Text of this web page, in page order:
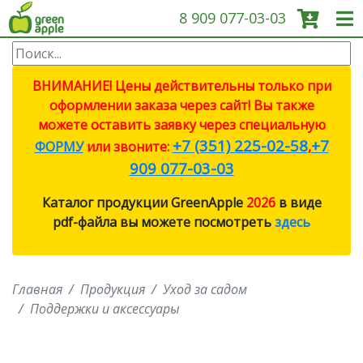
8 909 077-03-03
О КОМПАНИИ
ПРОДУКЦИЯ
САДОВЫЕ ИНСТРУМЕНТЫ
СИСТЕМЫ ПОЛИВА
СИСТЕМЫ ПОЛИВА ECO
ПРОТИВОМОСКИТНЫЕ
ВНИМАНИЕ! Цены действительны только при
оформлении заказа через сайт! Вы также
можете оставить заявку через специальную
ФОРМУили звоните: +7 (351) 225-02-58,+7
909 077-03-03
Каталог продукции GreenApple 2026в виде
pdf-файла вы можете посмотретьздесь
Главная Продукция
Уход за садом
Поддержки и аксессуары